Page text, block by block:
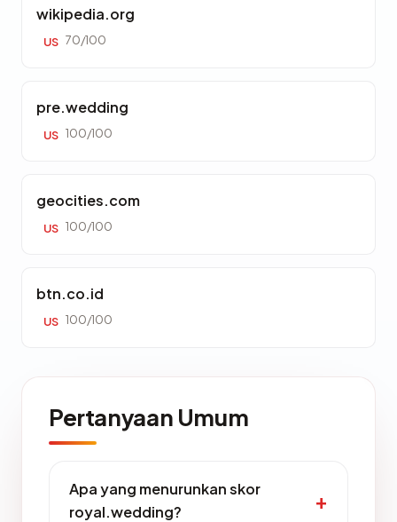
wikipedia.org
US 70/100
pre.wedding
US 100/100
geocities.com
US 100/100
btn.co.id
US 100/100
Pertanyaan Umum
Apa yang menurunkan skor
royal.wedding?